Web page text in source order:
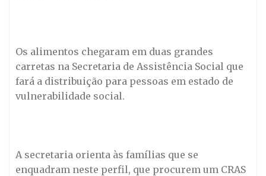
Os alimentos chegaram em duas grandes
carretas na Secretaria de Assistência Social que
fará a distribuição para pessoas em estado de
vulnerabilidade social.
A secretaria orienta às famílias que se
enquadram neste perfil, que procurem um CRAS